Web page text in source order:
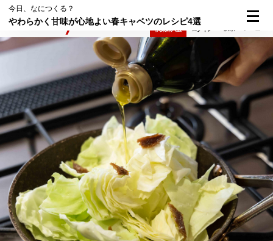
今日、なにつくる？
やわらかく甘味が心地よい春キャベツのレシピ4選